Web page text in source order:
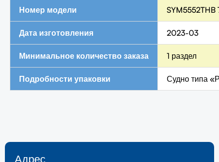
Номер модели SYM5552THB
Дата изготовления 2023-03
Минимальное количество заказа 1 раздел
Подробности упаковки Судно типа
Адрес